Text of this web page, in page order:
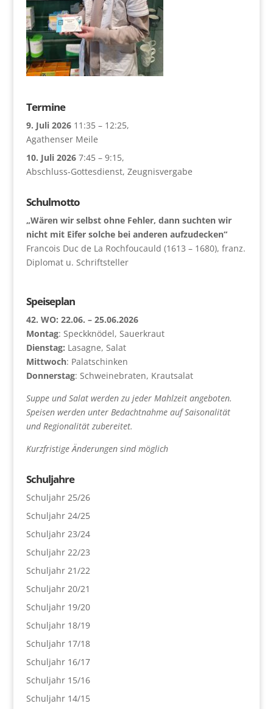
Termine
9. Juli 2026 11:35 – 12:25,
Agathenser Meile
10. Juli 2026 7:45 – 9:15,
Abschluss-Gottesdienst, Zeugnisvergabe
Schulmotto
„Wären wir selbst ohne Fehler, dann suchten wir
nicht mit Eifer solche bei anderen aufzudecken“
Francois Duc de La Rochfoucauld (1613 – 1680), franz.
Diplomat u. Schriftsteller
Speiseplan
42. WO: 22.06. – 25.06.2026
Montag: Speckknödel, Sauerkraut
Dienstag: Lasagne, Salat
Mittwoch: Palatschinken
Donnerstag: Schweinebraten, Krautsalat
Suppe und Salat werden zu jeder Mahlzeit angeboten.
Speisen werden unter Bedachtnahme auf Saisonalität
und Regionalität zubereitet.
Kurzfristige Änderungen sind möglich
Schuljahre
Schuljahr 25/26
Schuljahr 24/25
Schuljahr 23/24
Schuljahr 22/23
Schuljahr 21/22
Schuljahr 20/21
Schuljahr 19/20
Schuljahr 18/19
Schuljahr 17/18
Schuljahr 16/17
Schuljahr 15/16
Schuljahr 14/15